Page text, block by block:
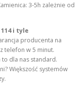
3-5h zależnie od
i tyle
producenta na
telefon w 5 minut.
dla nas standard.
Większość systemów